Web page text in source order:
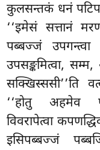
कुलसन्तकं धनं
‘‘इमेसं सत्तानं
पब्बज्जं उपगन्त्वा
उपसङ्कमित्वा,
सक्खिस्ससी’’ति
‘‘होतु अहमेव
विवरापेत्वा
इसिपब्बज्जं